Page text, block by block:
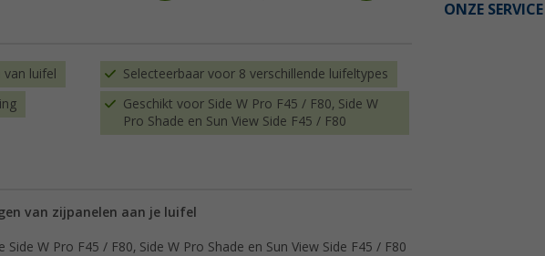
ONZE SERVICE
luifel Selecteerbaar voor 8 verschillende luifeltypes
Geschikt voor Side W Pro F45 / F80, Side W
Pro Shade en Sun View Side F45 / F80
van zijpanelen aan je luifel
W Pro F45 / F80, Side W Pro Shade en Sun View Side F45 / F80